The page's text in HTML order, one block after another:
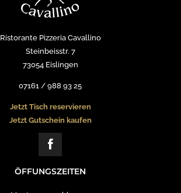
Ristorante Pizzeria Cavallino
Steinbeisstr. 7
73054 Eislingen
07161 / 988 93 25
Jetzt Tisch reservieren
Jetzt Gutschein kaufen
ÖFFUNGSZEITEN